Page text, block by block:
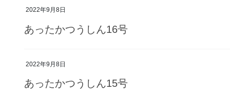
2022年9月8日
あったかつうしん16号
2022年9月8日
あったかつうしん15号